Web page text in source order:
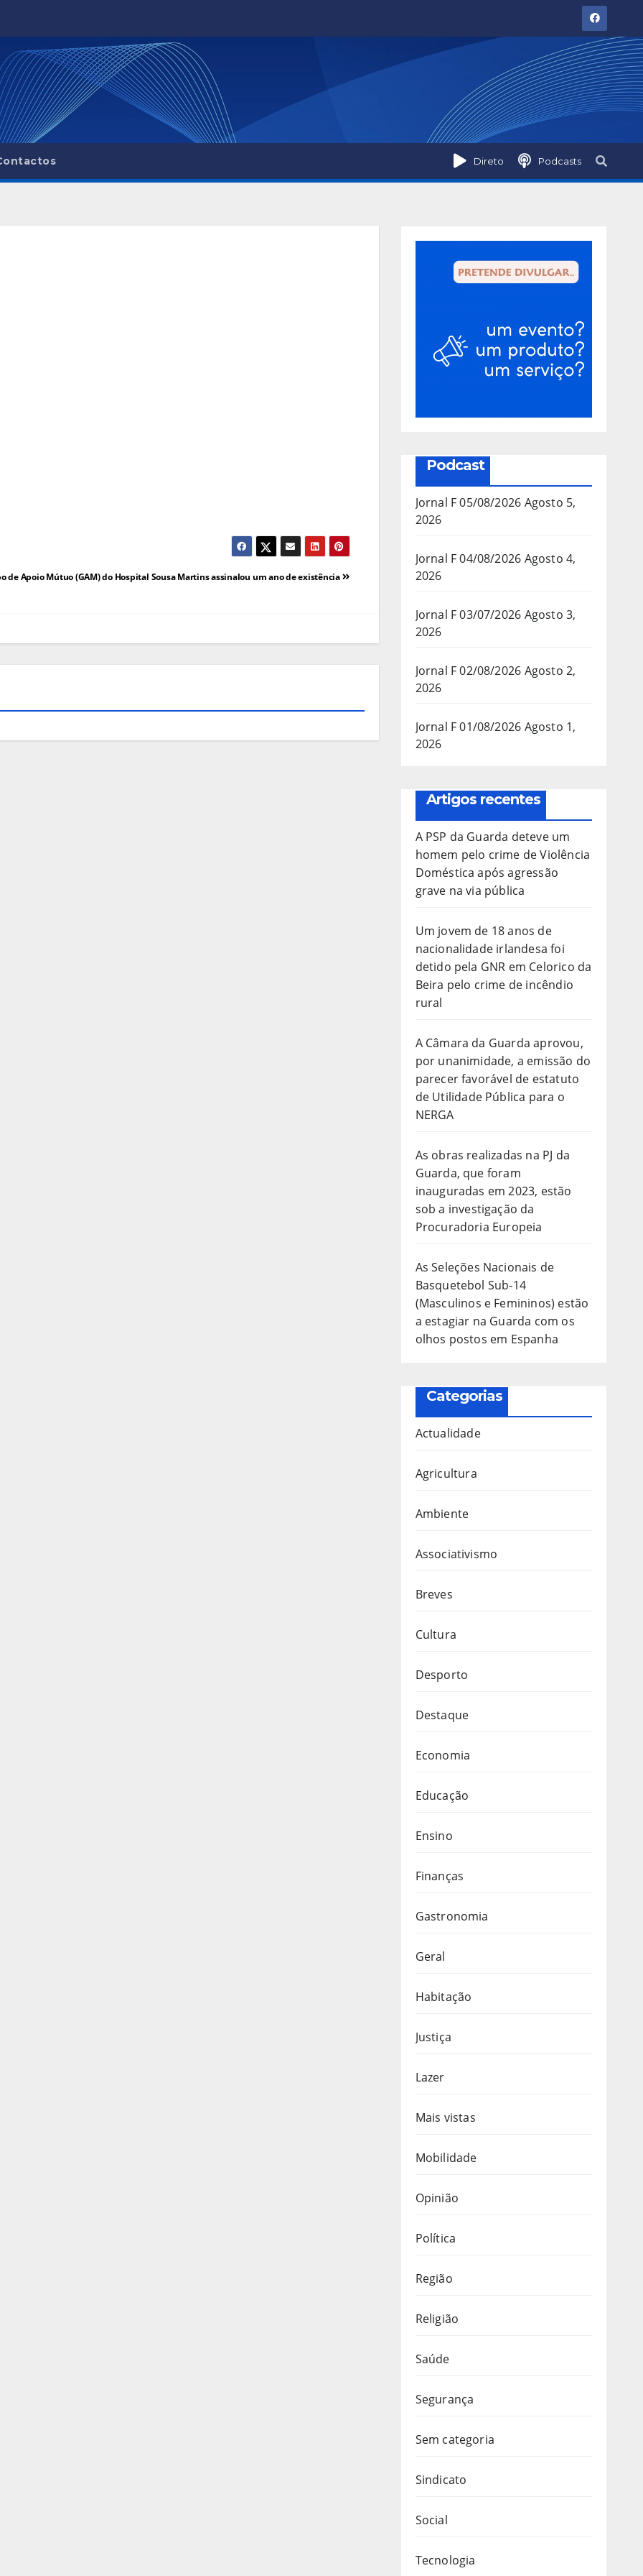
Direto Podcasts
de Apoio Mútuo (GAM) do Hospital Sousa Martins assinalou um ano de existência
Podcast
Jornal F 05/08/2026 Agosto 5,
2026
Jornal F 04/08/2026 Agosto 4,
2026
Jornal F 03/07/2026 Agosto 3,
2026
Jornal F 02/08/2026 Agosto 2,
2026
Jornal F 01/08/2026 Agosto 1,
2026
Artigos recentes
A PSP da Guarda deteve um
homem pelo crime de Violência
Doméstica após agressão
grave na via pública
Um jovem de 18 anos de
nacionalidade irlandesa foi
detido pela GNR em Celorico da
Beira pelo crime de incêndio
rural
A Câmara da Guarda aprovou,
por unanimidade, a emissão do
parecer favorável de estatuto
de Utilidade Pública para o
NERGA
As obras realizadas na PJ da
Guarda, que foram
inauguradas em 2023, estão
sob a investigação da
Procuradoria Europeia
As Seleções Nacionais de
Basquetebol Sub-14
(Masculinos e Femininos) estão
a estagiar na Guarda com os
olhos postos em Espanha
Categorias
Actualidade
Agricultura
Ambiente
Associativismo
Breves
Cultura
Desporto
Destaque
Economia
Educação
Ensino
Finanças
Gastronomia
Geral
Habitação
Justiça
Lazer
Mais vistas
Mobilidade
Opinião
Política
Região
Religião
Saúde
Segurança
Sem categoria
Sindicato
Social
Tecnologia